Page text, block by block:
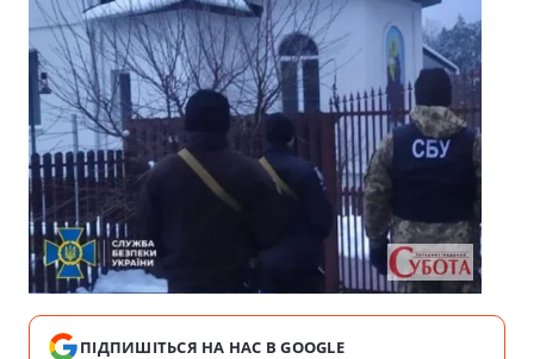
ПІДПИШІТЬСЯ НА НАС В GOOGLE